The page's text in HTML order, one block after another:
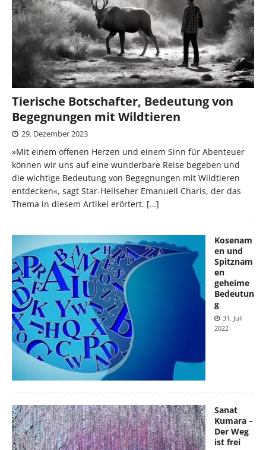
Tierische Botschafter, Bedeutung von
Begegnungen mit Wildtieren
29. Dezember 2023
»Mit einem offenen Herzen und einem Sinn für Abenteuer
können wir uns auf eine wunderbare Reise begeben und
die wichtige Bedeutung von Begegnungen mit Wildtieren
entdecken«, sagt Star-Hellseher Emanuell Charis, der das
Thema in diesem Artikel erörtert. […]
Kosenam
en und
Spitznam
en
geheime
Bedeutun
g
31. Juli
2022
Sanat
Kumara –
Der Weg
ist frei